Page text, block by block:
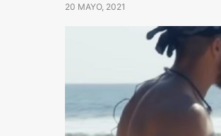
20 MAYO, 2021